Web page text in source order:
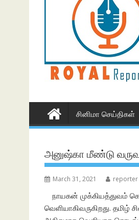
சினிமா செய்திகள்
அனுஷ்கா மீண்டு
March 31, 2021 reporter
நாயகன் முக்கியத்துவம்
வெளியாகிவருகிறது.